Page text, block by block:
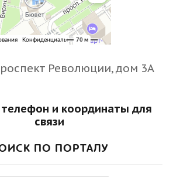
Революции, дом 3А
и координаты для
связи
ПО ПОРТАЛУ